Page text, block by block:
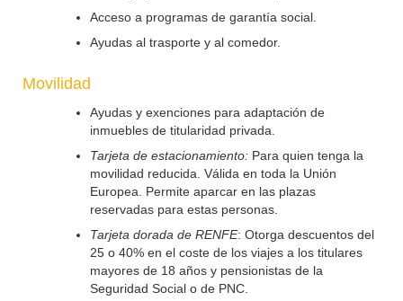
Acceso a programas de garantía social.
Ayudas al trasporte y al comedor.
Movilidad
Ayudas y exenciones para adaptación de
inmuebles de titularidad privada.
Tarjeta de estacionamiento: Para quien tenga la
movilidad reducida. Válida en toda la Unión
Europea. Permite aparcar en las plazas
reservadas para estas personas.
Tarjeta dorada de RENFE: Otorga descuentos del
25 o 40% en el coste de los viajes a los titulares
mayores de 18 años y pensionistas de la
Seguridad Social o de PNC.